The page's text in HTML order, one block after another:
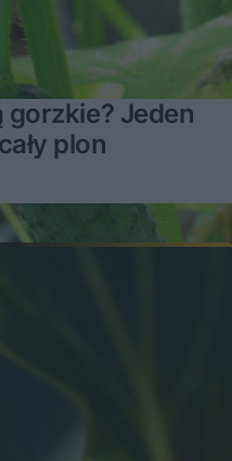
gorzkie? Jeden
plon